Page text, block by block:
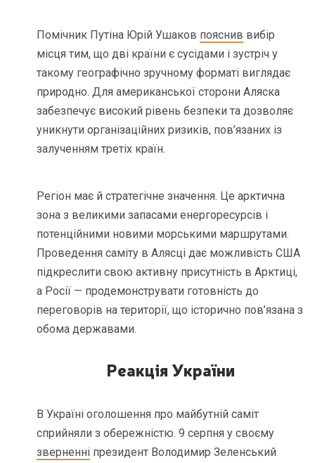
Помічник Путіна Юрій Ушаков пояснив вибір
місця тим, що дві країни є сусідами і зустріч у
такому географічно зручному форматі виглядає
природно. Для американської сторони Аляска
забезпечує високий рівень безпеки та дозволяє
уникнути організаційних ризиків, пов’язаних із
залученням третіх країн.
Регіон має й стратегічне значення. Це арктична
зона з великими запасами енергоресурсів і
потенційними новими морськими маршрутами.
Проведення саміту в Алясці дає можливість США
підкреслити свою активну присутність в Арктиці,
а Росії — продемонструвати готовність до
переговорів на території, що історично пов’язана з
обома державами.
Реакція України
В Україні оголошення про майбутній саміт
сприйняли з обережністю. 9 серпня у своєму
зверненні президент Володимир Зеленський